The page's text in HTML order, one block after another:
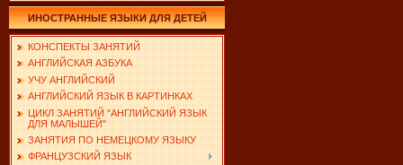
ИНОСТРАННЫЕ ЯЗЫКИ ДЛЯ ДЕТЕЙ
КОНСПЕКТЫ ЗАНЯТИЙ
АНГЛИЙСКАЯ АЗБУКА
УЧУ АНГЛИЙСКИЙ
АНГЛИЙСКИЙ ЯЗЫК В КАРТИНКАХ
ЦИКЛ ЗАНЯТИЙ "АНГЛИЙСКИЙ ЯЗЫК
ДЛЯ МАЛЫШЕЙ"
ЗАНЯТИЯ ПО НЕМЕЦКОМУ ЯЗЫКУ
ФРАНЦУЗСКИЙ ЯЗЫК